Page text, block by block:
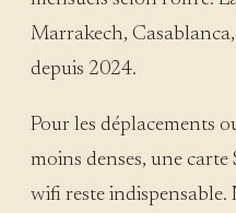
Marrakech,
depuis 2024.
Pour les déplacements
moins denses, une
wifi reste indispensable.